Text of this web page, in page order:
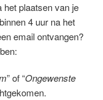
het plaatsen van je
4 uur na het
email ontvangen?
” of “Ongewenste